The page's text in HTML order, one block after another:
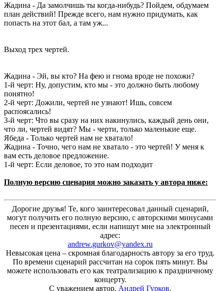
Жадина - Да замолчишь ты когда-нибудь? Пойдем, обдумаем
план действий! Прежде всего, нам нужно придумать, как
попасть на этот бал, а там уж...
Выход трех чертей.
Жадина - Эй, вы кто? На фею и гнома вроде не похожи?
1-й черт: Ну, допустим, кто мы - это должно быть любому
понятно!
2-й черт: Дожили, чертей не узнают! Ишь, совсем
распоясались!
3-й черт: Что вы сразу на них накинулись, каждый день они,
что ли, чертей видят? Мы - черти, только маленькие еще.
Ябеда - Только чертей нам не хватало!
Жадина - Точно, чего нам не хватало - это чертей! У меня к
вам есть деловое предложение.
1-й черт: Если деловое, то это нам подходит
Полную версию сценария можно заказать у автора ниже:
Дорогие друзья! Те, кого заинтересовал данный сценарий,
могут получить его полную версию, с авторскими минусами
песен и презентациями, если напишут мне на электронный
адрес:
andrew.gurkov@yandex.ru
Невысокая цена – скромная благодарность автору за его труд.
По времени сценарий рассчитан на сорок пять минут. Вы
можете использовать его как театрализацию к праздничному
концерту.
С уважением автор. Андрей Гурков.